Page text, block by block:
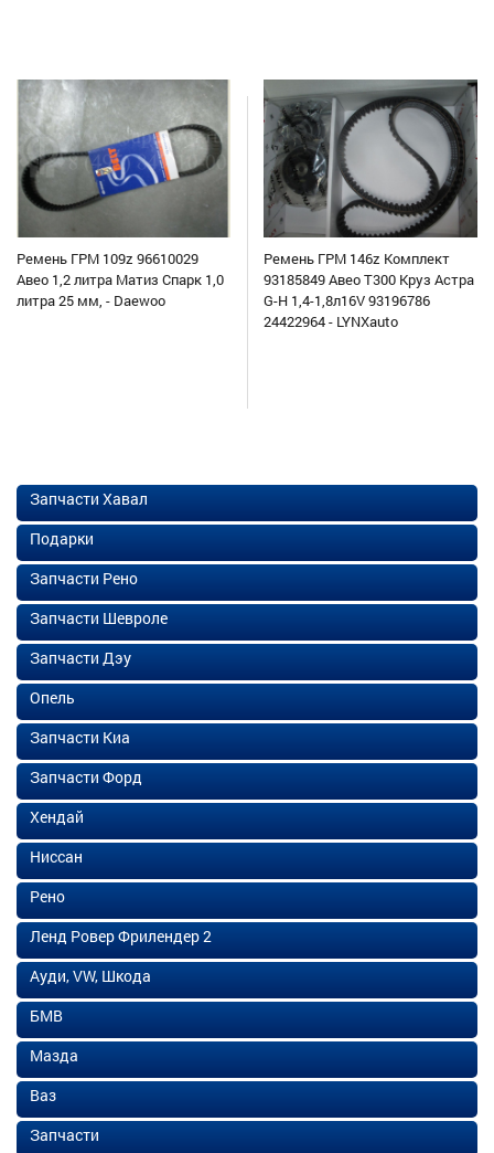
Ремень ГРМ 109z 96610029
Авео 1,2 литра Матиз Спарк 1,0
литра 25 мм, - Daewoo
Ремень ГРМ 146z Комплект
93185849 Авео Т300 Круз Астра
G-H 1,4-1,8л16V 93196786
24422964 - LYNXauto
Запчасти Хавал
Подарки
Запчасти Рено
Запчасти Шевроле
Запчасти Дэу
Опель
Запчасти Киа
Запчасти Форд
Хендай
Ниссан
Рено
Ленд Ровер Фрилендер 2
Ауди, VW, Шкода
БМВ
Мазда
Ваз
Запчасти